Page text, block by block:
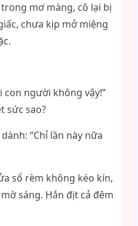
mơ màng, cô lại bị
chưa kịp mở miệng
con người không vậy!”
sức sao?
“Chỉ lần này nữa
sổ rèm không kéo kín,
sáng. Hắn địt cả đêm